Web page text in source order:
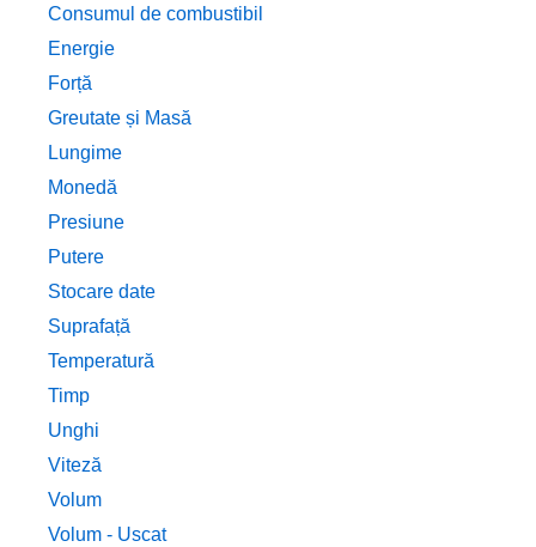
Consumul de combustibil
Energie
Forță
Greutate și Masă
Lungime
Monedă
Presiune
Putere
Stocare date
Suprafață
Temperatură
Timp
Unghi
Viteză
Volum
Volum - Uscat